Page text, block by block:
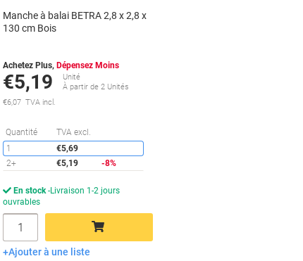
Manche à balai BETRA 2,8 x 2,8 x
130 cm Bois
Achetez Plus, Dépensez Moins
€5,19
Unité
À partir de 2 Unités
€6,07 TVA incl.
Quantité TVA excl.
1
€5,69
2+
€5,19 -8%
En stock Livraison 1-2 jours
ouvrables
Quantité
Ajouter au panier
Ajouter à une liste